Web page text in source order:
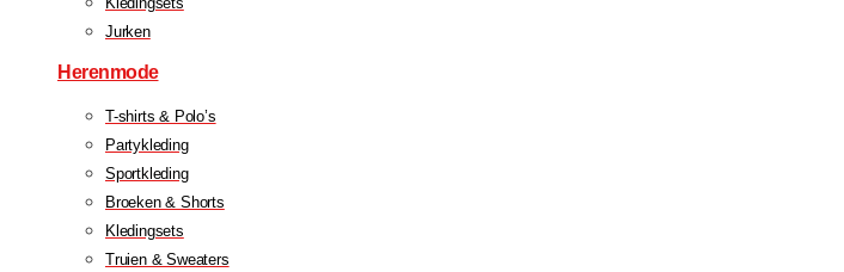
Jurken
Herenmode
T-shirts & Polo’s
Partykleding
Sportkleding
Broeken & Shorts
Kledingsets
Truien & Sweaters